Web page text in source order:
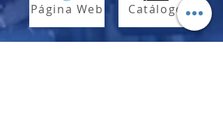
Página Web Catálogo